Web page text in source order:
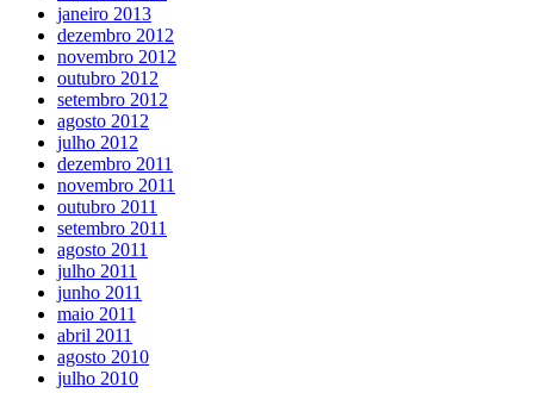
janeiro 2013
dezembro 2012
novembro 2012
outubro 2012
setembro 2012
agosto 2012
julho 2012
dezembro 2011
novembro 2011
outubro 2011
setembro 2011
agosto 2011
julho 2011
junho 2011
maio 2011
abril 2011
agosto 2010
julho 2010